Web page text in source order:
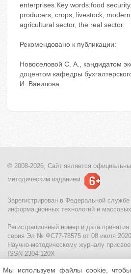
enterprises.Key words:food
producers, crops, livestock,
agricultural sector, the real sector.
Рекомендовано к публикации:
Новоселовой С. А., кандидатом
доцентом кафедры
И. Вавилова
© 2008-2026, Сайт является
методическим изданием.
Зарегистрирован в Федеральной
информационных технологий и
Регистрационный номер и дата
серия Эл № ФС77-78575 от 08 июля
Научно-методическому журналу
ISSN 2304-120X
МЦИТО|Школьные олимпиады и онлайн
Мы используем файлы cookie, чтобы